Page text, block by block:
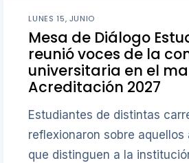
LUNES 15, JUNIO
Mesa de Diálogo
reunió voces de la
universitaria en el
Acreditación 2027
Estudiantes de distintas
reflexionaron sobre aquellos
que distinguen a la